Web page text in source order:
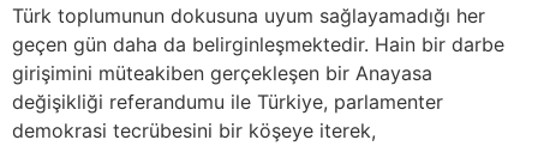
Türk toplumunun dokusuna uyum sağlayamadığı her
geçen gün daha da belirginleşmektedir. Hain bir darbe
girişimini müteakiben gerçekleşen bir Anayasa
değişikliği referandumu ile Türkiye, parlamenter
demokrasi tecrübesini bir köşeye iterek,